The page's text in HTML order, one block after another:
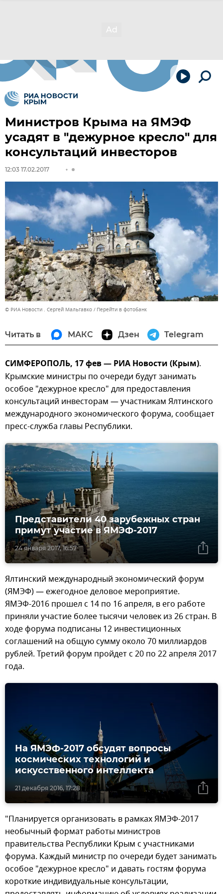
Министров Крыма на ЯМЭФ
усадят в "дежурное кресло" для
консультаций инвесторов
12:03 17.02.2017
© РИА Новости . Сергей Мальгавко Перейти в фотобанк
Читать в МАКС Дзен Telegram
СИМФЕРОПОЛЬ, 17 фев — РИА Новости (Крым).
Крымские министры по очереди будут занимать
особое "дежурное кресло" для предоставления
консультаций инвесторам — участникам Ялтинского
международного экономического форума, сообщает
пресс-служба главы Республики.
24 января 2017, 16:57
Представители 40 зарубежных стран
примут участие в ЯМЭФ-2017
Ялтинский международный экономический форум
(ЯМЭФ) — ежегодное деловое мероприятие.
ЯМЭФ-2016 прошел с 14 по 16 апреля, в его работе
приняли участие более тысячи человек из 26 стран. В
ходе форума подписаны 12 инвестиционных
соглашений на общую сумму около 70 миллиардов
рублей. Третий форум пройдет с 20 по 22 апреля 2017
года.
21 декабря 2016, 17:28
На ЯМЭФ-2017 обсудят вопросы
космических технологий и
искусственного интеллекта
"Планируется организовать в рамках ЯМЭФ-2017
необычный формат работы министров
правительства Республики Крым с участниками
форума. Каждый министр по очереди будет занимать
особое "дежурное кресло" и давать гостям форума
короткие индивидуальные консультации,